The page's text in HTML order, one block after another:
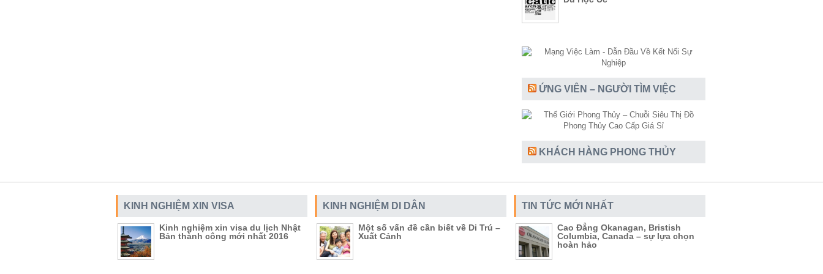
ỨNG VIÊN – NGƯỜI TÌM VIỆC
KHÁCH HÀNG PHONG THỦY
KINH NGHIỆM XIN VISA
Kinh nghiệm xin visa du lịch Nhật
Bản thành công mới nhất 2016
KINH NGHIỆM DI DÂN
Một số vấn đề cần biết về Di Trú –
Xuất Cảnh
TIN TỨC MỚI NHẤT
Cao Đẳng Okanagan, Bristish
Columbia, Canada – sự lựa chọn
hoàn hảo